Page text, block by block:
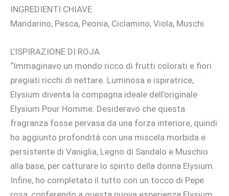
INGREDIENTI CHIAVE
Mandarino, Pesca, Peonia, Ciclamino, Viola, Muschi.
L’ISPIRAZIONE DI ROJA
“Immaginavo un mondo ricco di frutti colorati e fiori
pregiati ricchi di nettare. Luminosa e ispiratrice,
Elysium diventa la compagna ideale dell’originale
Elysium Pour Homme. Desideravo che questa
fragranza fosse pervasa da una forza interiore, quindi
ho aggiunto profondità con una miscela morbida e
persistente di Vaniglia, Legno di Sandalo e Muschio
alla base, per catturare lo spirito della donna Elysium.
Infine, ho completato il tutto con un tocco di Pepe